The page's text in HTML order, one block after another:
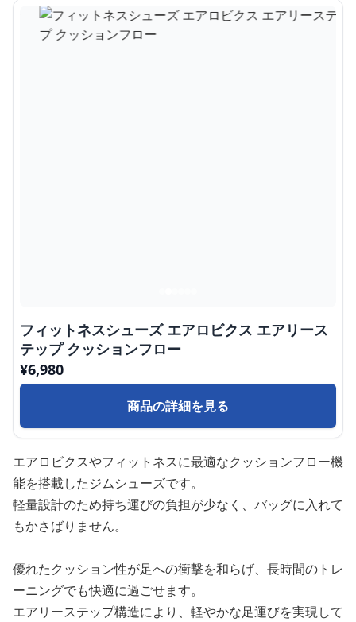
フィットネスシューズ エアロビクス エアリース
テップ クッションフロー
¥6,980
商品の詳細を見る
エアロビクスやフィットネスに最適なクッションフロー機
能を搭載したジムシューズです。
軽量設計のため持ち運びの負担が少なく、バッグに入れて
もかさばりません。
優れたクッション性が足への衝撃を和らげ、長時間のトレ
ーニングでも快適に過ごせます。
エアリーステップ構造により、軽やかな足運びを実現して